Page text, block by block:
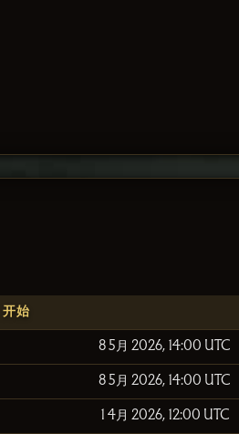
开始
8 5月 2026, 14:00 UTC
8 5月 2026, 14:00 UTC
1 4月 2026, 12:00 UTC